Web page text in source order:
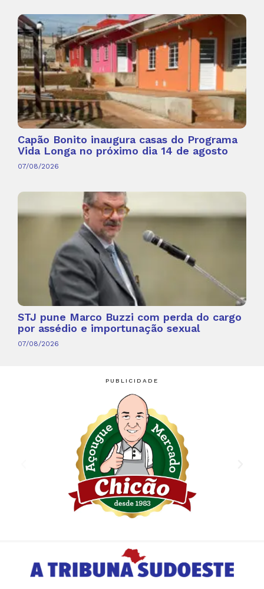
Capão Bonito inaugura casas do Programa
Vida Longa no próximo dia 14 de agosto
07/08/2026
STJ pune Marco Buzzi com perda do cargo
por assédio e importunação sexual
07/08/2026
PUBLICIDADE